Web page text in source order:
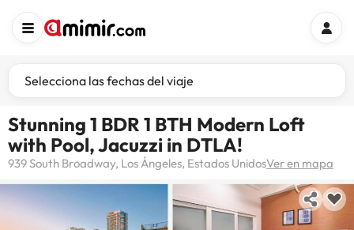
Selecciona las fechas del viaje
Stunning 1 BDR 1 BTH Modern Loft
with Pool, Jacuzzi in DTLA!
939 South Broadway, Los Ángeles, Estados UnidosVer en mapa